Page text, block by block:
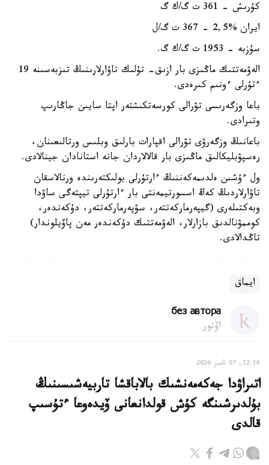
كۇرىش - 361 ت گ/ك گ
ايران %2,5 - 367 ت گ/ل
سۇزبە - 1953 ت گ/ك گ.
الەۋمەتتىك ماڭىزى بار ازىق- تۇلىك تاۋارلارىنىڭ تىزبەسىنە 19
ءتۇرلى ءونىم كىرەدى.
باعا وزگەرىسى تۋرالى كورسەتكىشتەر اپتا سايىن جاڭارىپ
وتىرادى.
باعانىڭ وزگەرۋى تۋرالى اقپارات بارلىق وبلىس ورتالىعىنان،
رەسپۋبليكالىق ماڭىزى بار قالالاردان جانە استانادان جينالادى.
ول ءۇشىن ەلدىمەكەننىڭ ءارتۇرلى بولىكتەرىندە ورنالاسقان
تاۋارلاردىڭ كەڭ اسسورتيمەنتى بار ءارتۇرلى تيپتەگى ساۋدا
وبەكتىلەرى (گيپەرماركەتتەر، سۋپەرماركەتتەر، دۇكەندەر،
كوممۋنالدىق بازارلار، الەۋمەتتىك دۇكەندەر مەن پاۆيلوندار)
تاڭدالادى.
ايماق
без автора
اۆتور
12:24, 07 تامىز 2026
اتىراۋدا جەكەمەنشىك بالاباقشا تاربيەشىسىنىڭ
بۇلدىرشىنگە كۇش قولدانعانى ۆيدەوعا ءتۇسىپ
قالدى